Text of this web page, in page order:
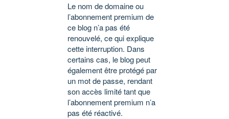
Le nom de domaine ou
l’abonnement premium de
ce blog n’a pas été
renouvelé, ce qui explique
cette interruption. Dans
certains cas, le blog peut
également être protégé par
un mot de passe, rendant
son accès limité tant que
l’abonnement premium n’a
pas été réactivé.